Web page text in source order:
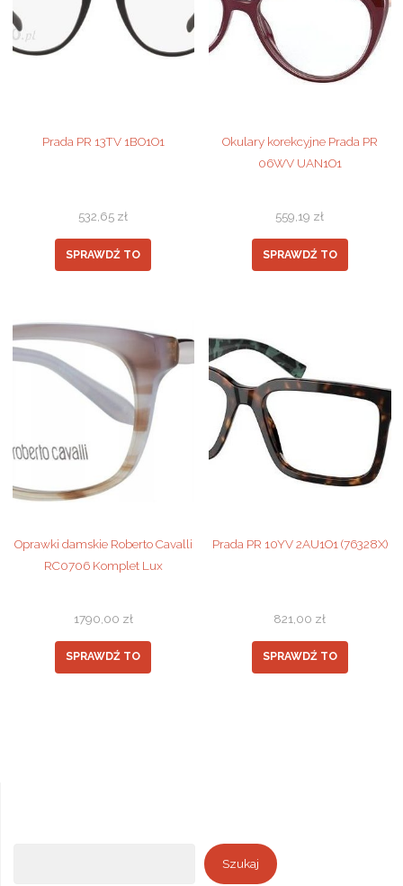
Prada PR 13TV 1BO1O1
532,65 zł
SPRAWDŹ TO
Okulary korekcyjne Prada PR
06WV UAN1O1
559,19 zł
SPRAWDŹ TO
Oprawki damskie Roberto Cavalli
RC0706 Komplet Lux
1790,00 zł
SPRAWDŹ TO
Prada PR 10YV 2AU1O1 (76328X)
821,00 zł
SPRAWDŹ TO
Szukaj